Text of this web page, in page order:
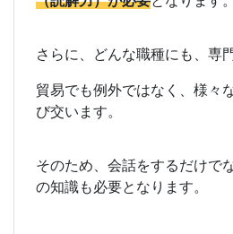
さらに、どんな職種にも、専
貿易でも例外ではなく、様々
び交います。
そのため、会話をするだけで
の知識も必要となります。